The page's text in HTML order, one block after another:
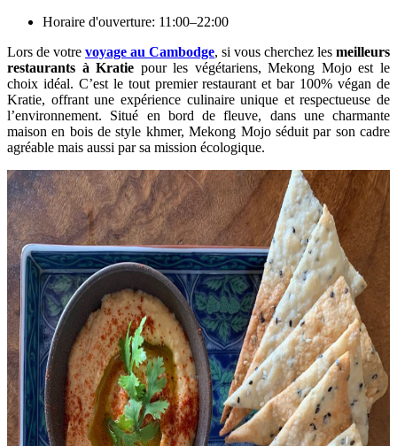
Horaire d'ouverture: 11:00–22:00
Lors de votre voyage au Cambodge, si vous cherchez les meilleurs
restaurants à Kratie pour les végétariens, Mekong Mojo est le
choix idéal. C’est le tout premier restaurant et bar 100% végan de
Kratie, offrant une expérience culinaire unique et respectueuse de
l’environnement. Situé en bord de fleuve, dans une charmante
maison en bois de style khmer, Mekong Mojo séduit par son cadre
agréable mais aussi par sa mission écologique.